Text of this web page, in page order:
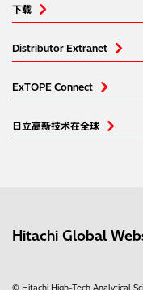
下载
Distributor Extranet
ExTOPE Connect
日立高新技术在全球
Hitachi Global